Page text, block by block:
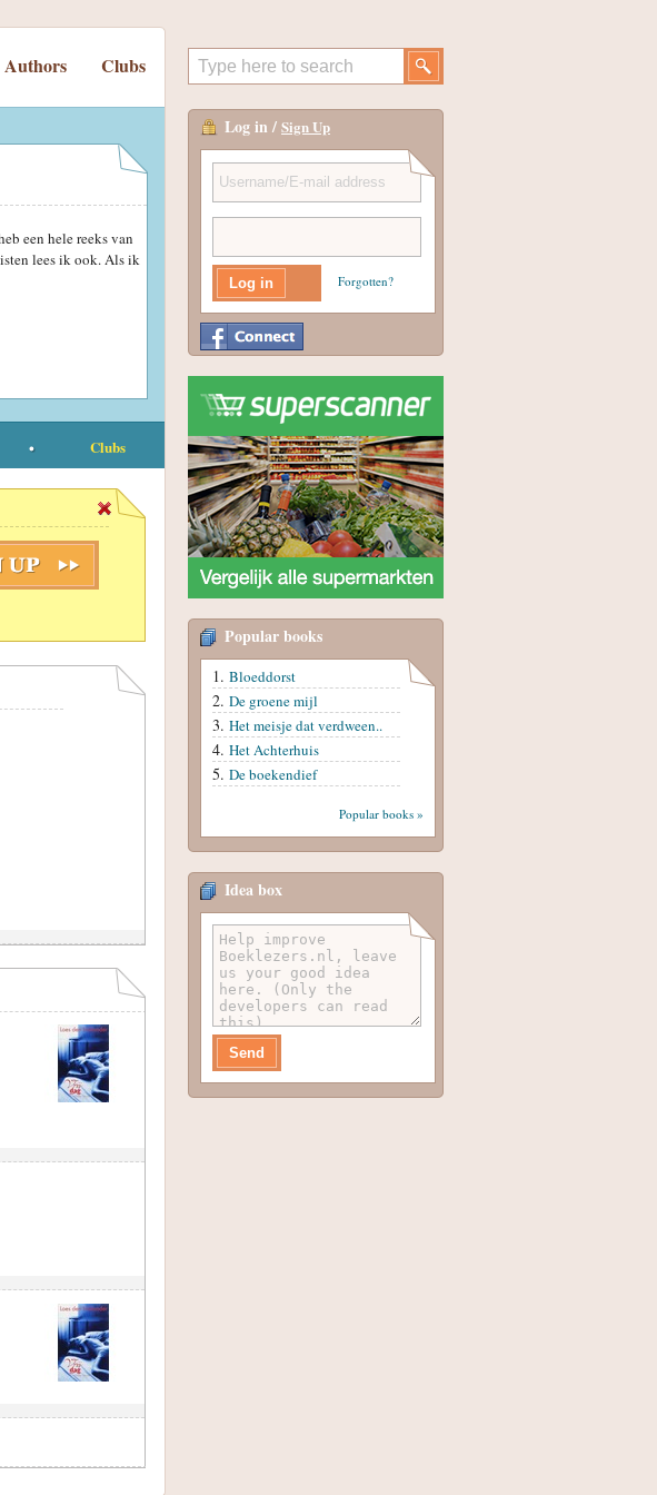
Authors Clubs
een hele reeks van
lees ik ook. Als ik
Clubs
Log in / Sign Up
Forgotten?
Popular books
Bloeddorst
De groene mijl
Het meisje dat verdween..
Het Achterhuis
De boekendief
Popular books »
Idea box